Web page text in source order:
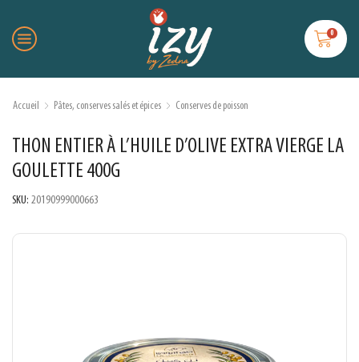
0
Accueil Pâtes, conserves salés et épices Conserves de poisson
THON ENTIER À L’HUILE D’OLIVE EXTRA VIERGE LA
GOULETTE 400G
SKU: 20190999000663